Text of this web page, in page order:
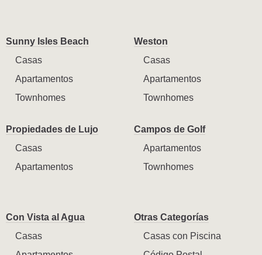
Sunny Isles Beach
Casas
Apartamentos
Townhomes
Weston
Casas
Apartamentos
Townhomes
Propiedades de Lujo
Casas
Apartamentos
Campos de Golf
Apartamentos
Townhomes
Con Vista al Agua
Casas
Otras Categorías
Casas con Piscina